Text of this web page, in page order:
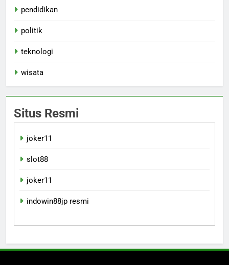
pendidikan
politik
teknologi
wisata
Situs Resmi
joker11
slot88
joker11
indowin88jp resmi